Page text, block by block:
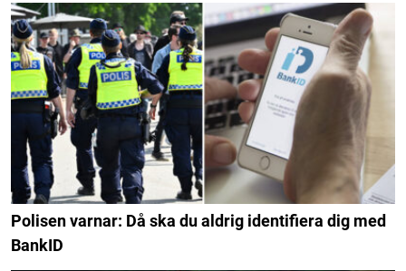
Polisen varnar: Då ska du aldrig identifiera dig med
BankID